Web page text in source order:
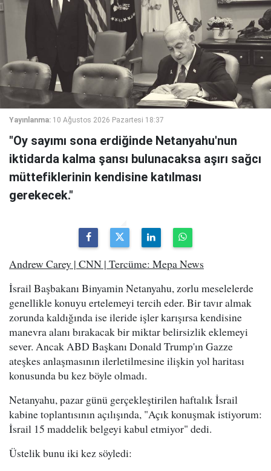
Yayınlanma: 10 Ağustos 2026 Pazartesi 18:37
"Oy sayımı sona erdiğinde Netanyahu'nun
iktidarda kalma şansı bulunacaksa aşırı sağcı
müttefiklerinin kendisine katılması
gerekecek."
Andrew Carey | CNN | Tercüme: Mepa News
İsrail Başbakanı Binyamin Netanyahu, zorlu meselelerde
genellikle konuyu ertelemeyi tercih eder. Bir tavır almak
zorunda kaldığında ise ileride işler karışırsa kendisine
manevra alanı bırakacak bir miktar belirsizlik eklemeyi
sever. Ancak ABD Başkanı Donald Trump'ın Gazze
ateşkes anlaşmasının ilerletilmesine ilişkin yol haritası
konusunda bu kez böyle olmadı.
Netanyahu, pazar günü gerçekleştirilen haftalık İsrail
kabine toplantısının açılışında, "Açık konuşmak istiyorum:
İsrail 15 maddelik belgeyi kabul etmiyor" dedi.
Üstelik bunu iki kez söyledi: